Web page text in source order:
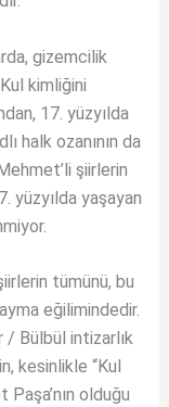
gizemcilik
kimliğini
17. yüzyılda
halk ozanının da
şiirlerin
yüzyılda yaşayan
tümünü, bu
eğilimindedir.
/ Bülbül intizarlık
kesinlikle “Kul
olduğu